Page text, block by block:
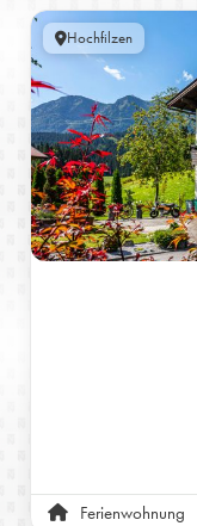
Hochfilzen
Ferienwohnung